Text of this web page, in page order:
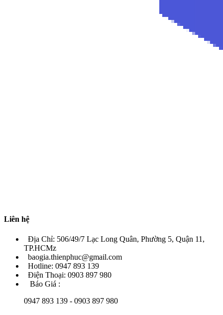
Liên hệ
Địa Chỉ: 506/49/7 Lạc Long Quân, Phường 5, Quận 11,
TP.HCMz
baogia.thienphuc@gmail.com
Hotline: 0947 893 139
Điện Thoại: 0903 897 980
Báo Giá :
0947 893 139 - 0903 897 980